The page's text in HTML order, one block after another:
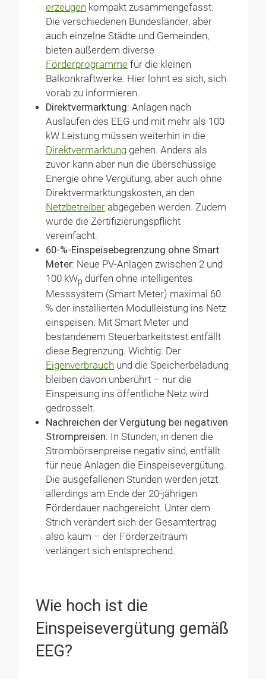
erzeugen kompakt zusammengefasst.
Die verschiedenen Bundesländer, aber
auch einzelne Städte und Gemeinden,
bieten außerdem diverse
Förderprogramme für die kleinen
Balkonkraftwerke. Hier lohnt es sich, sich
vorab zu informieren.
Direktvermarktung:Anlagen nach
Auslaufen des EEG und mit mehr als 100
kW Leistung müssen weiterhin in die
Direktvermarktung gehen. Anders als
zuvor kann aber nun die überschüssige
Energie ohne Vergütung, aber auch ohne
Direktvermarktungskosten, an den
Netzbetreiber abgegeben werden. Zudem
wurde die Zertifizierungspflicht
vereinfacht.
60-%-Einspeisebegrenzung ohne Smart
Meter: Neue PV-Anlagen zwischen 2 und
100 kWp dürfen ohne intelligentes
Messsystem (Smart Meter) maximal 60
% der installierten Modulleistung ins Netz
einspeisen. Mit Smart Meter und
bestandenem Steuerbarkeitstest entfällt
diese Begrenzung. Wichtig: Der
Eigenverbrauch und die Speicherbeladung
bleiben davon unberührt – nur die
Einspeisung ins öffentliche Netz wird
gedrosselt.
Nachreichen der Vergütung bei negativen
Strompreisen: In Stunden, in denen die
Strombörsenpreise negativ sind, entfällt
für neue Anlagen die Einspeisevergütung.
Die ausgefallenen Stunden werden jetzt
allerdings am Ende der 20-jährigen
Förderdauer nachgereicht. Unter dem
Strich verändert sich der Gesamtertrag
also kaum – der Förderzeitraum
verlängert sich entsprechend.
Wie hoch ist die
Einspeisevergütung gemäß
EEG?